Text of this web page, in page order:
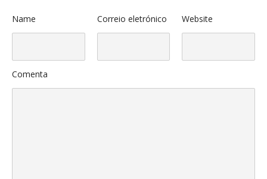
Name Correio eletrónico Website
Comenta